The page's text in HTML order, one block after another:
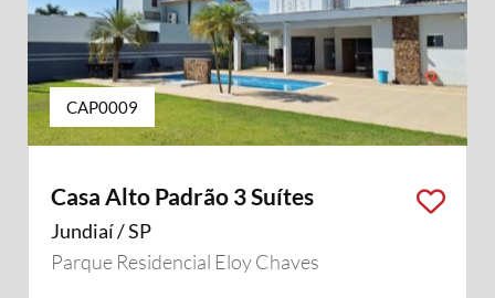
CAP0009
Casa Alto Padrão 3 Suítes
Jundiaí / SP
Parque Residencial Eloy Chaves